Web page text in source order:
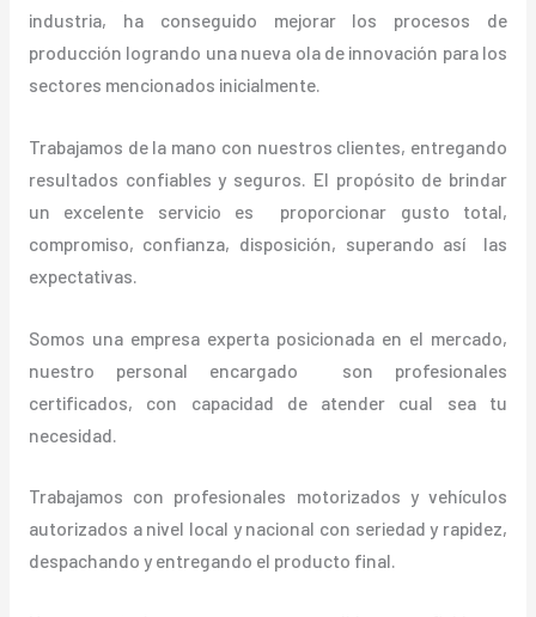
industria, ha conseguido mejorar los procesos de
producción logrando una nueva ola de innovación para los
sectores mencionados inicialmente.
Trabajamos de la mano con nuestros clientes, entregando
resultados confiables y seguros. El propósito de brindar
un excelente servicio es proporcionar gusto total,
compromiso, confianza, disposición, superando así las
expectativas.
Somos una empresa experta posicionada en el mercado,
nuestro personal encargado son profesionales
certificados, con capacidad de atender cual sea tu
necesidad.
Trabajamos con profesionales motorizados y vehículos
autorizados a nivel local y nacional con seriedad y rapidez,
despachando y entregando el producto final.